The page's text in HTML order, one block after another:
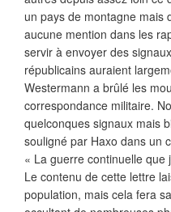
un pays de montagne mais
aucune mention dans les
servir à envoyer des
républicains auraient
Westermann a brûlé les
correspondance militaire.
quelconques signaux mais
souligné par Haxo dans un
« La guerre continuelle
Le contenu de cette lettre
population, mais cela fera